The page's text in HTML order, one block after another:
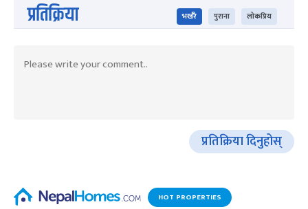
प्रतिक्रिया भर्खरै पुराना लोकप्रिय
प्रतिक्रिया दिनुहोस्
HOT PROPERTIES